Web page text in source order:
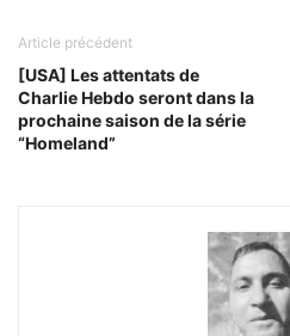
Article précédent
[USA] Les attentats de
Charlie Hebdo seront dans la
prochaine saison de la série
“Homeland”